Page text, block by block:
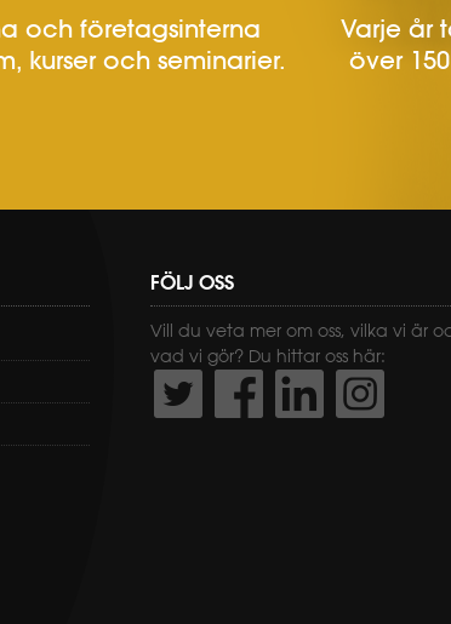
och företagsinterna
kurser och seminarier.
Varje år
över
FÖLJ OSS
Vill du veta mer om oss, vilka vi är
vad vi gör? Du hittar oss här: